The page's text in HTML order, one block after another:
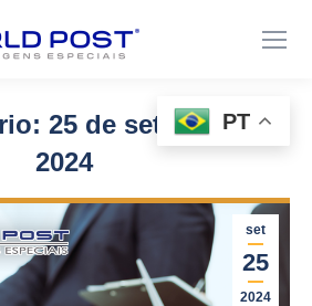
25 de setembro de
2024
Você está aqui:
set
25
2024
PT